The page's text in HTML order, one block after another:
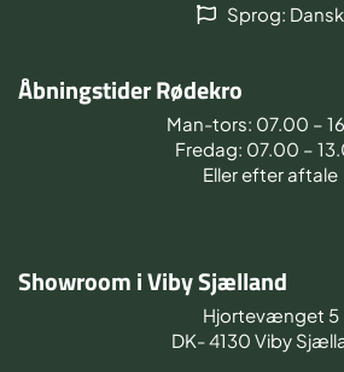
Sprog: Dansk
Åbningstider Rødekro
Man-tors: 07.00 –
Fredag: 07.00 –
Eller efter aftale
Showroom i Viby Sjælland
Hjortevænget 5
DK- 4130 Viby